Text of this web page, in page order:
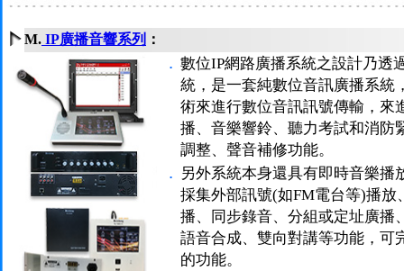
M. IP廣播音響系列 ：
． 數位IP網路廣播系統之設計乃透
統，是一套純數位音訊廣播系統
術來進行數位音訊訊號傳輸，來
播、音樂響鈴、聽力考試和消防
調整、聲音補修功能。
． 另外系統本身還具有即時音樂播
採集外部訊號(如FM電台等)播
播、同步錄音、分組或定址廣播
語音合成、雙向對講等功能，可
的功能。